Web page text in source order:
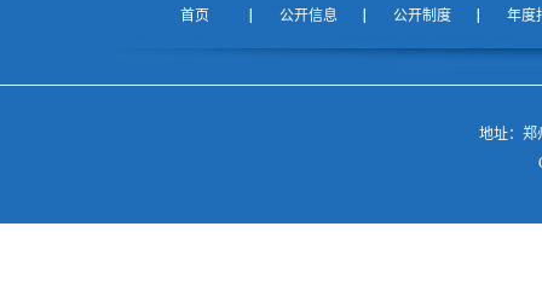
首页 公开信息 公开制度 年度
地址：郑